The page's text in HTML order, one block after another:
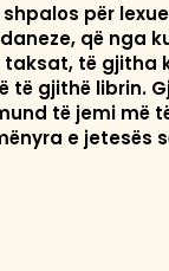
shpalos për
që nga
të gjitha
të gjithë librin.
të jemi më
e jetesës